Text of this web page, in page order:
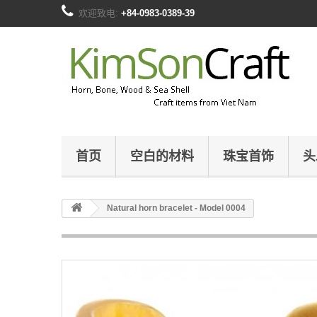
欢迎致电: +84-0983-0389-39
首页 空白的材料 珠宝首饰
Natural horn bracelet - Model 0004